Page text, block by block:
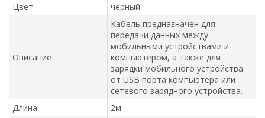
Цвет
черный
Описание
Кабель предназначен для
передачи данных между
мобильными устройствами и
компьютером, а также для
зарядки мобильного устройства
от USB порта компьютера или
сетевого зарядного устройства.
Длина
2м